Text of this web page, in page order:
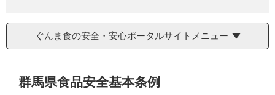
ぐんま食の安全・安心ポータルサイトメニュー
群馬県食品安全基本条例